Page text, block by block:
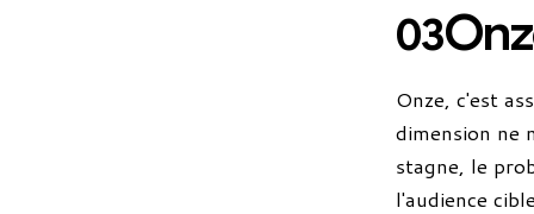
03
Onze, c'est
dimension ne
stagne, le
l'audience